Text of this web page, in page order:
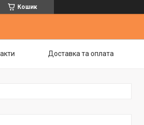
Кошик
Доставка та оплата